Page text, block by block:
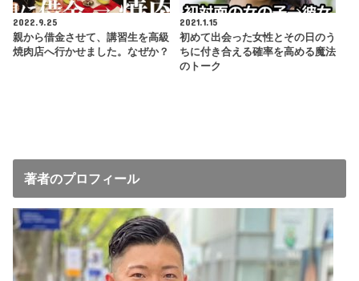
2022.9.25
親から借金させて、講習生を高級
焼肉店へ行かせました。なぜか？
2021.1.15
初めて出会った女性とその日のう
ちに付き合える確率を高める魔法
のトーク
著者のプロフィール